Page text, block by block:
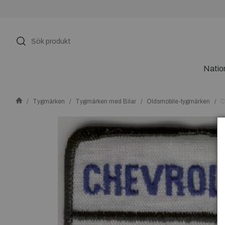
Tygmärken Tygmärken med Bilar Oldsmobile-tygmärken